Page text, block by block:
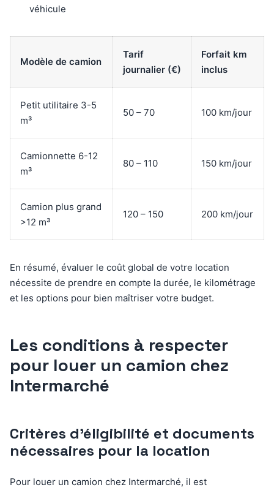
véhicule
Modèle de camion
Tarif
journalier (€)
Forfait km
inclus
Petit utilitaire 3-5
m³
50 – 70 100 km/jour
Camionnette 6-12
m³
80 – 110 150 km/jour
Camion plus grand
>12 m³
120 – 150 200 km/jour
En résumé, évaluer le coût global de votre location
nécessite de prendre en compte la durée, le kilométrage
et les options pour bien maîtriser votre budget.
Les conditions à respecter
pour louer un camion chez
Intermarché
Critères d’éligibilité et documents
nécessaires pour la location
Pour louer un camion chez Intermarché, il est